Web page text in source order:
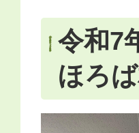
令和7
ほろ